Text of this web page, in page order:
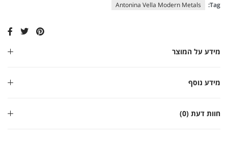
מידע על המוצר
מידע נוסף
חוות דעת (0)
Tag:
Antonina Vella Modern Metals